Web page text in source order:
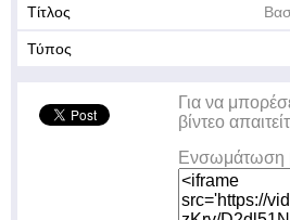
Τίτλος
Τύπος
Για να
βίντεο
Ενσωμάτωση